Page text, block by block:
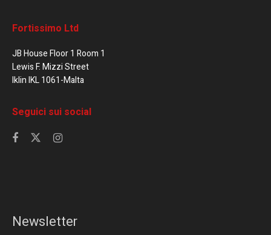
Fortissimo Ltd
JB House Floor 1 Room 1
Lewis F. Mizzi Street
Iklin IKL 1061-Malta
Seguici sui social
Newsletter